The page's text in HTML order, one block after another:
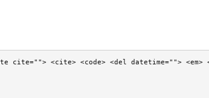
<cite> <code> <del datetime="">